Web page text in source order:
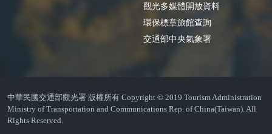
觀光多媒體開放資料
環保標章旅館查詢
交通部中央氣象署
中華民國交通部觀光署 版權所有 Copyright © 2019 Tourism Administration
Ministry of Transportation and Communications Rep. of China(Taiwan). All
Rights Reserved.